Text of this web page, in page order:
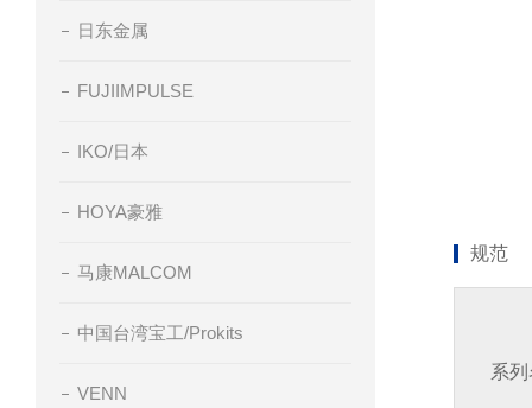
日东金属
FUJIIMPULSE
IKO/日本
HOYA豪雅
马康MALCOM
中国台湾宝工/Prokits
VENN
规范
系